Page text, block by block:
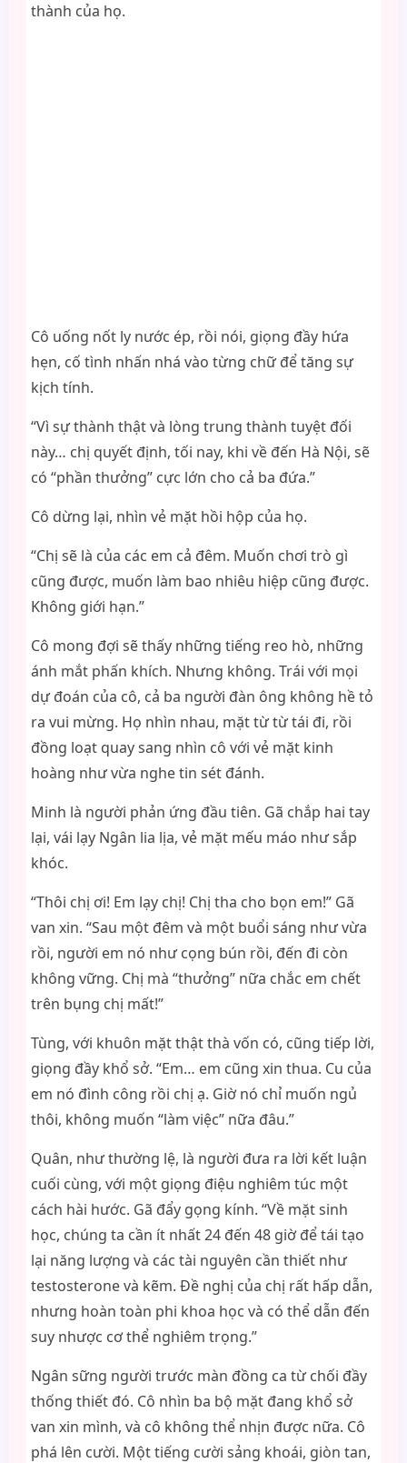
thành của họ.
Cô uống nốt ly nước ép, rồi nói, giọng đầy hứa
hẹn, cố tình nhấn nhá vào từng chữ để tăng sự
kịch tính.
“Vì sự thành thật và lòng trung thành tuyệt đối
này… chị quyết định, tối nay, khi về đến Hà Nội, sẽ
có “phần thưởng” cực lớn cho cả ba đứa.”
Cô dừng lại, nhìn vẻ mặt hồi hộp của họ.
“Chị sẽ là của các em cả đêm. Muốn chơi trò gì
cũng được, muốn làm bao nhiêu hiệp cũng được.
Không giới hạn.”
Cô mong đợi sẽ thấy những tiếng reo hò, những
ánh mắt phấn khích. Nhưng không. Trái với mọi
dự đoán của cô, cả ba người đàn ông không hề tỏ
ra vui mừng. Họ nhìn nhau, mặt từ từ tái đi, rồi
đồng loạt quay sang nhìn cô với vẻ mặt kinh
hoàng như vừa nghe tin sét đánh.
Minh là người phản ứng đầu tiên. Gã chắp hai tay
lại, vái lạy Ngân lia lịa, vẻ mặt mếu máo như sắp
khóc.
“Thôi chị ơi! Em lạy chị! Chị tha cho bọn em!” Gã
van xin. “Sau một đêm và một buổi sáng như vừa
rồi, người em nó như cọng bún rồi, đến đi còn
không vững. Chị mà “thưởng” nữa chắc em chết
trên bụng chị mất!”
Tùng, với khuôn mặt thật thà vốn có, cũng tiếp lời,
giọng đầy khổ sở. “Em… em cũng xin thua. Cu của
em nó đình công rồi chị ạ. Giờ nó chỉ muốn ngủ
thôi, không muốn “làm việc” nữa đâu.”
Quân, như thường lệ, là người đưa ra lời kết luận
cuối cùng, với một giọng điệu nghiêm túc một
cách hài hước. Gã đẩy gọng kính. “Về mặt sinh
học, chúng ta cần ít nhất 24 đến 48 giờ để tái tạo
lại năng lượng và các tài nguyên cần thiết như
testosterone và kẽm. Đề nghị của chị rất hấp dẫn,
nhưng hoàn toàn phi khoa học và có thể dẫn đến
suy nhược cơ thể nghiêm trọng.”
Ngân sững người trước màn đồng ca từ chối đầy
thống thiết đó. Cô nhìn ba bộ mặt đang khổ sở
van xin mình, và cô không thể nhịn được nữa. Cô
phá lên cười. Một tiếng cười sảng khoái, giòn tan,